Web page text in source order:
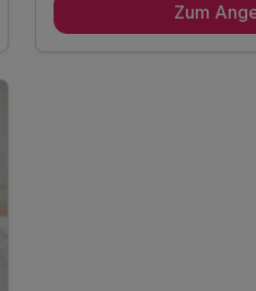
4 x Frühstücksbuffet für
Start
Zum